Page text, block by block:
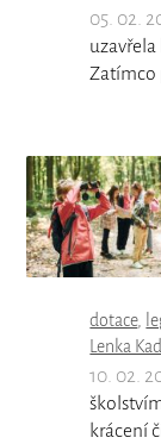
05. 02.
Zatímco
dotace,
Lenka
10. 02.
krácení